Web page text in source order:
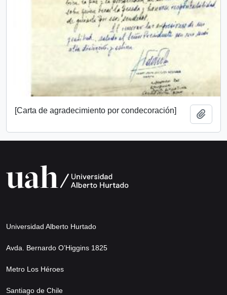
[Carta de agradecimiento por condecoración]
Universidad Alberto Hurtado
Avda. Bernardo O’Higgins 1825
Metro Los Héroes
Santiago de Chile